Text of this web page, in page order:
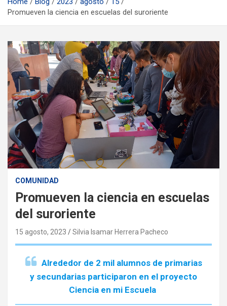
Promueven la ciencia en escuelas del suroriente
COMUNIDAD
Promueven la ciencia en escuelas
del suroriente
15 agosto, 2023 Silvia Isamar Herrera Pacheco
Alrededor de 2 mil alumnos de primarias
y secundarias participaron en el proyecto
Ciencia en mi Escuela